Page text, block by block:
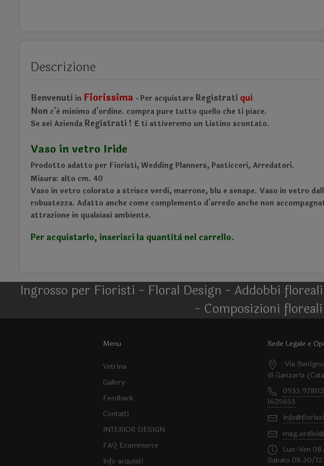
Descrizione
Benvenuti in Fiorissima - Per acquistare Registrati qui
Non c'é minimo d'ordine. compra pure tutto quello che ti piace.
Se sei Azienda Registrati ! E ti attiveremo un Listino scontato.
Vaso in vetro Iride
Prodotto adatto per Fioristi, Wedding Planners, Pasticceri, Arredatori.
Misura: alto cm. 40
Vaso in vetro colorato a strisce verdi, marrone, blu e senape. Vaso in vetro
robustezza. Adatto anche come complemento d'arredo anche non
attrazione in qualsiasi ambiente.
Per acquistarlo, inserisci la quantità nel carrello.
Ingrosso per Fioristi - Floral Design - Addobbi
- Composizioni
Menu
Vetrina
Gallery
Feedback
Contatti
INTERIOR DESIGN
FAQ Ecommerce
Info acquisti
Sede Legale e
Via
di Ganzaria
0933
1625653
Lun-Ven
Sabato 08.30/